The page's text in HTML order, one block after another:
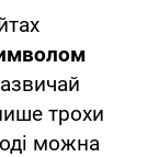
трохи
можна